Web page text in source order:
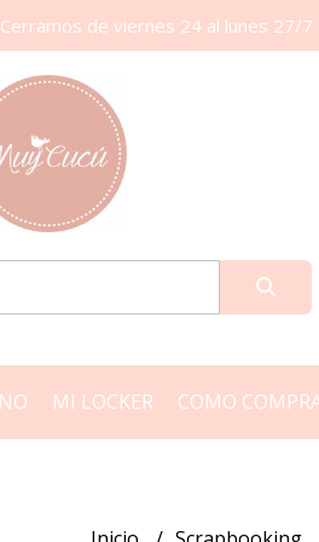
de viernes 24 al lunes 27/7
MI LOCKER COMO